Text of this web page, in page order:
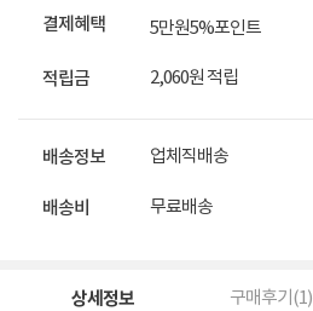
결제혜택 5만원5%포인트
적립금 2,060원 적립
배송정보 업체직배송
배송비 무료배송
상세정보 구매후기(1)